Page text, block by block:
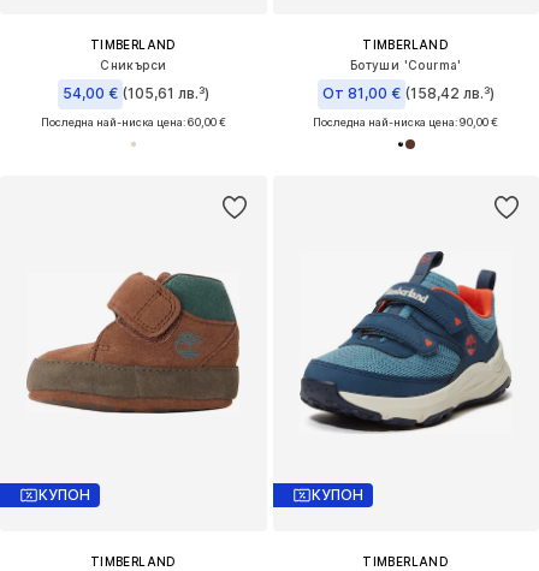
TIMBERLAND
Сникърси
54,00 € (105,61 лв.³)
Последна най-ниска цена:60,00 €
TIMBERLAND
Ботуши 'Courma'
От 81,00 € (158,42 лв.³)
Последна най-ниска цена:90,00 €
КУПОН
TIMBERLAND
КУПОН
TIMBERLAND